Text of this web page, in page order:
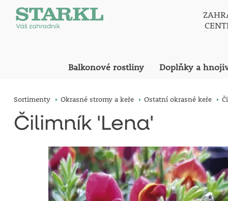
Balkonové rostliny Doplňky a
Sortimenty Okrasné stromy a keře Ostatní okrasné keře
Čilimník 'Lena'